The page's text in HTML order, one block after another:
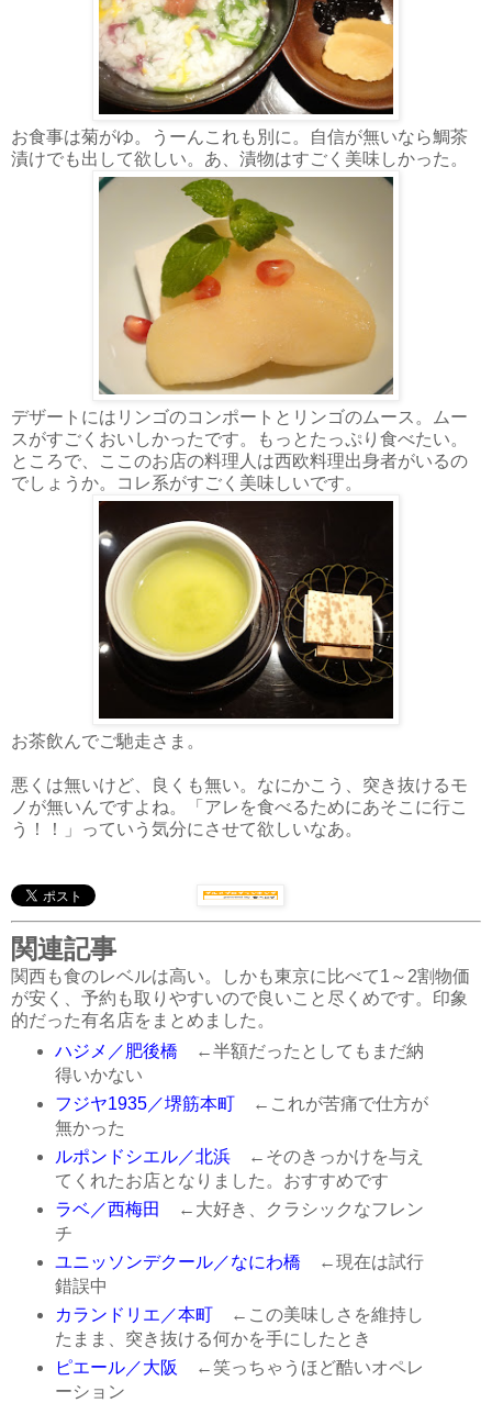
お食事は菊がゆ。うーんこれも別に。自信が無いなら鯛茶
漬けでも出して欲しい。あ、漬物はすごく美味しかった。
デザートにはリンゴのコンポートとリンゴのムース。ムー
スがすごくおいしかったです。もっとたっぷり食べたい。
ところで、ここのお店の料理人は西欧料理出身者がいるの
でしょうか。コレ系がすごく美味しいです。
お茶飲んでご馳走さま。
悪くは無いけど、良くも無い。なにかこう、突き抜けるモ
ノが無いんですよね。「アレを食べるためにあそこに行こ
う！！」っていう気分にさせて欲しいなあ。
関連記事
関西も食のレベルは高い。しかも東京に比べて1～2割物価
が安く、予約も取りやすいので良いこと尽くめです。印象
的だった有名店をまとめました。
ハジメ／肥後橋 ←半額だったとしてもまだ納
得いかない
フジヤ1935／堺筋本町←これが苦痛で仕方が
無かった
ルポンドシエル／北浜←そのきっかけを与え
てくれたお店となりました。おすすめです
ラベ／西梅田
←大好き、クラシックなフレン
チ
ユニッソンデクール／なにわ橋 ←現在は試行
錯誤中
カランドリエ／本町←この美味しさを維持し
たまま、突き抜ける何かを手にしたとき
ピエール／大阪 ←笑っちゃうほど酷いオペレ
ーション